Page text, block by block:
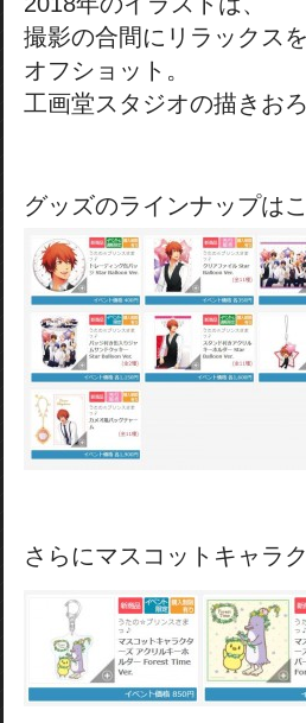
撮影の合間にリラックス
オフショット。
工画堂スタジオの描きおろ
グッズのラインナップはこ
さらにマスコットキャラ